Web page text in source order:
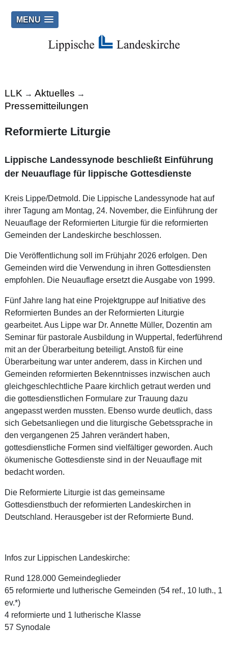
MENU
LLK → Aktuelles →
Pressemitteilungen
Reformierte Liturgie
Lippische Landessynode beschließt Einführung
der Neuauflage für lippische Gottesdienste
Kreis Lippe/Detmold. Die Lippische Landessynode hat auf
ihrer Tagung am Montag, 24. November, die Einführung der
Neuauflage der Reformierten Liturgie für die reformierten
Gemeinden der Landeskirche beschlossen.
Die Veröffentlichung soll im Frühjahr 2026 erfolgen. Den
Gemeinden wird die Verwendung in ihren Gottesdiensten
empfohlen. Die Neuauflage ersetzt die Ausgabe von 1999.
Fünf Jahre lang hat eine Projektgruppe auf Initiative des
Reformierten Bundes an der Reformierten Liturgie
gearbeitet. Aus Lippe war Dr. Annette Müller, Dozentin am
Seminar für pastorale Ausbildung in Wuppertal, federführend
mit an der Überarbeitung beteiligt. Anstoß für eine
Überarbeitung war unter anderem, dass in Kirchen und
Gemeinden reformierten Bekenntnisses inzwischen auch
gleichgeschlechtliche Paare kirchlich getraut werden und
die gottesdienstlichen Formulare zur Trauung dazu
angepasst werden mussten. Ebenso wurde deutlich, dass
sich Gebetsanliegen und die liturgische Gebetssprache in
den vergangenen 25 Jahren verändert haben,
gottesdienstliche Formen sind vielfältiger geworden. Auch
ökumenische Gottesdienste sind in der Neuauflage mit
bedacht worden.
Die Reformierte Liturgie ist das gemeinsame
Gottesdienstbuch der reformierten Landeskirchen in
Deutschland. Herausgeber ist der Reformierte Bund.
Infos zur Lippischen Landeskirche:
Rund 128.000 Gemeindeglieder
65 reformierte und lutherische Gemeinden (54 ref., 10 luth., 1
ev.*)
4 reformierte und 1 lutherische Klasse
57 Synodale